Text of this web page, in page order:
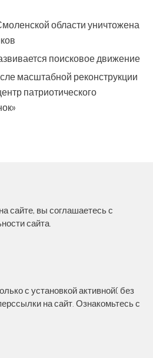
области уничтожена
поисковое движение
масштабной реконструкции
патриотического
сайте, вы соглашаетесь с
сайта.
с установкой активной( без
на сайт. Ознакомьтесь с